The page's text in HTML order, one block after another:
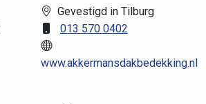
Gevestigd in Tilburg
013 570 0402
www.akkermansdakbedekking.nl